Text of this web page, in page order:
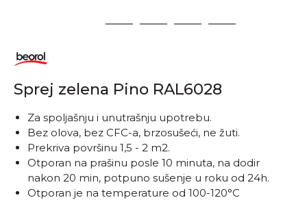
2 3 4 5
Sprej zelena Pino RAL6028
​​​​​​Za spoljašnju i unutrašnju upotrebu.
Bez olova, bez CFC-a, brzosušeći, ne žuti.
Prekriva površinu 1,5 - 2 m2.
Otporan na prašinu posle 10 minuta, na dodir
nakon 20 min, potpuno sušenje u roku od 24h.
Otporan je na temperature od 100-120°C